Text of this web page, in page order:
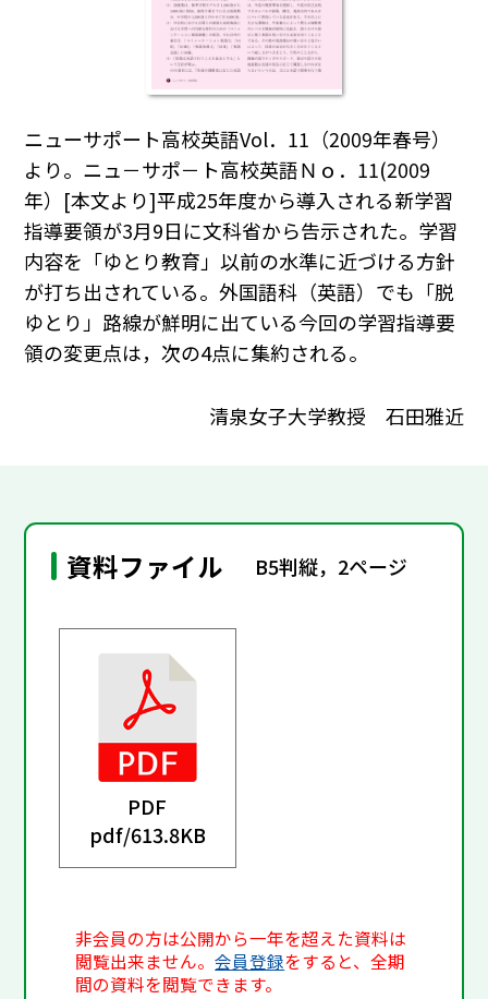
ニューサポート高校英語Vol．11（2009年春号）
より。ニュ－サポ－ト高校英語Ｎｏ．11(2009
年）[本文より]平成25年度から導入される新学習
指導要領が3月9日に文科省から告示された。学習
内容を「ゆとり教育」以前の水準に近づける方針
が打ち出されている。外国語科（英語）でも「脱
ゆとり」路線が鮮明に出ている今回の学習指導要
領の変更点は，次の4点に集約される。
清泉女子大学教授 石田雅近
資料ファイル B5判縦，2ページ
PDF
pdf/613.8KB
非会員の方は公開から一年を超えた資料は
閲覧出来ません。会員登録をすると、全期
間の資料を閲覧できます。